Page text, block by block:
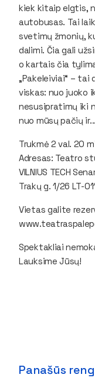
kiek kitaip elgtis,
autobusas. Tai
svetimų žmonių,
dalimi. Čia gali
o kartais čia
„Pakeleiviai“ –
viskas: nuo juoko
nesusipratimų iki
nuo mūsų pačių
Trukmė 2 val. 20
Adresas: Teatro
VILNIUS TECH
Trakų g. 1/26 LT-
Vietas galite
Spektakliai
Lauksime Jūsų!
Panašūs